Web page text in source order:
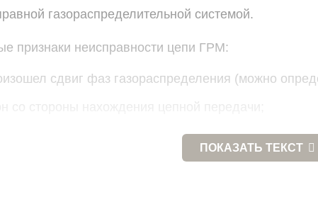
газораспределительной системой.
признаки неисправности цепи ГРМ:
сдвиг фаз газораспределения (можно
шумность работы ДВС.
ПОКАЗАТЬ ТЕКСТ